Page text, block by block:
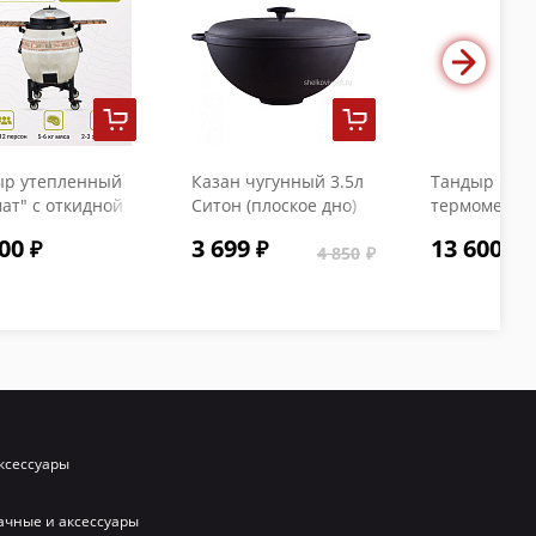
утепленный
с откидной
Казан чугунный 3.5л
Ситон (плоское дно)
3 699 4 850
Тандыр
13 600
и аксессуары